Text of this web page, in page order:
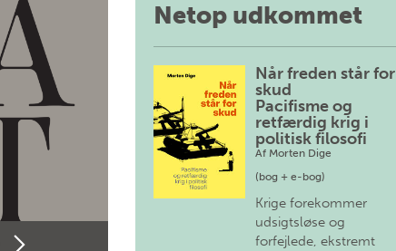
Netop udkommet
Når freden står for
skud
Pacifisme og
retfærdig krig i
politisk filosofi
Af Morten Dige
(bog + e-bog)
Krige forekommer
udsigtsløse og
forfejlede, ekstremt